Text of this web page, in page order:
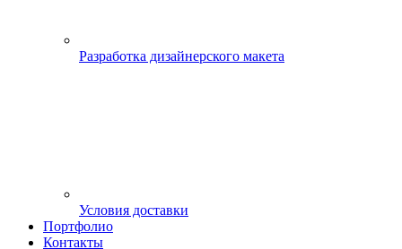
Разработка дизайнерского макета
Условия доставки
Портфолио
Контакты